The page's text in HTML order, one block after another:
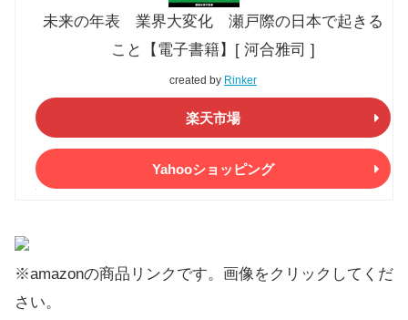
未来の年表 業界大変化 瀬戸際の日本で起きる
こと【電子書籍】[ 河合雅司 ]
created by Rinker
楽天市場
Yahooショッピング
※amazonの商品リンクです。画像をクリックしてくだ
さい。